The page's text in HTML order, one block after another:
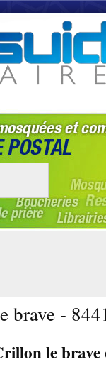
brave -
le brave